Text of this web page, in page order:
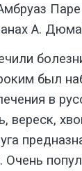
А.
был
в
вереск,
Очень